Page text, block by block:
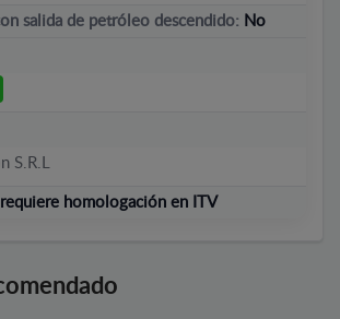
salida de petróleo descendido: No
S.R.L
homologación en ITV